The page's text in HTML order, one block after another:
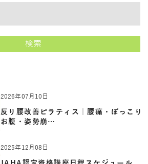
検索
2026年07月10日
反り腰改善ピラティス｜腰痛・ぽっこり
お腹・姿勢崩…
2025年12月08日